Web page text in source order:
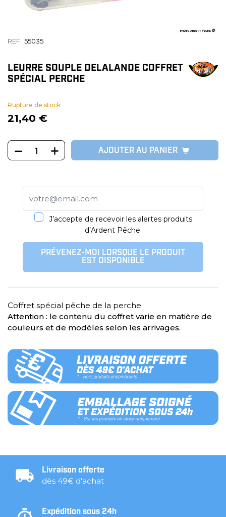
REF 55035
LEURRE SOUPLE DELALANDE COFFRET
SPÉCIAL PERCHE
Rupture de stock
21,40 €
AJOUTER AU PANIER
J’accepte de recevoir les alertes produits
d’Ardent Pêche.
PRÉVENEZ-MOI LORSQUE LE PRODUIT
EST DISPONIBLE
Coffret spécial pêche de la perche
Attention : le contenu du coffret varie en matière de
couleurs et de modèles selon les arrivages.
Livraison offerte
dès 49€ d'achat
Expédition sous 24h